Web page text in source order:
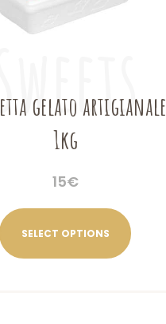
gelato artigianale
1kg
15€
SELECT OPTIONS